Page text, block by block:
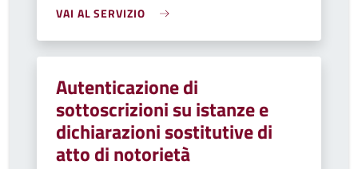
VAI AL SERVIZIO
Autenticazione di
sottoscrizioni su istanze e
dichiarazioni sostitutive di
atto di notorietà